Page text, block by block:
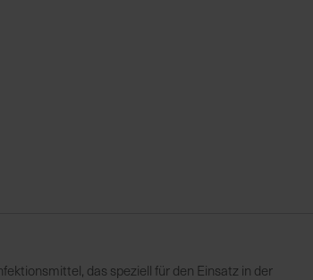
das speziell für den Einsatz in der